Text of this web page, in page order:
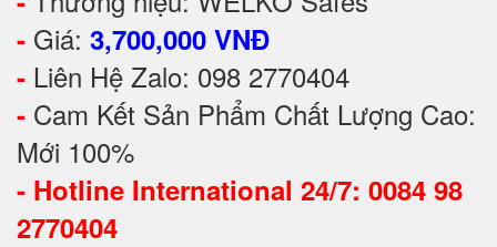
- Giá: 3,700,000 VNĐ
- Liên Hệ Zalo: 098 2770404
- Cam Kết Sản Phẩm Chất Lượng Cao:
Mới 100%
- Hotline International 24/7: 0084 98
2770404